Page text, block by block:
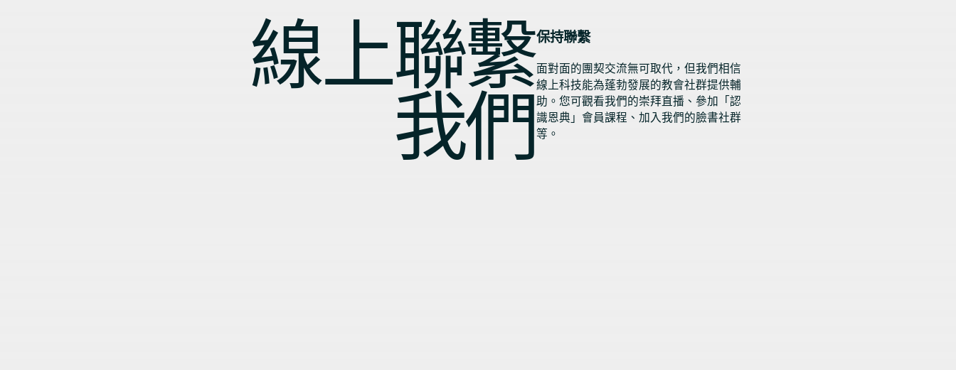
線上聯繫
我們
保持聯繫
面對面的團契交流無可取代，但我們相信
線上科技能為蓬勃發展的教會社群提供輔
助。您可觀看我們的崇拜直播、參加「認
識恩典」會員課程、加入我們的臉書社群
等。